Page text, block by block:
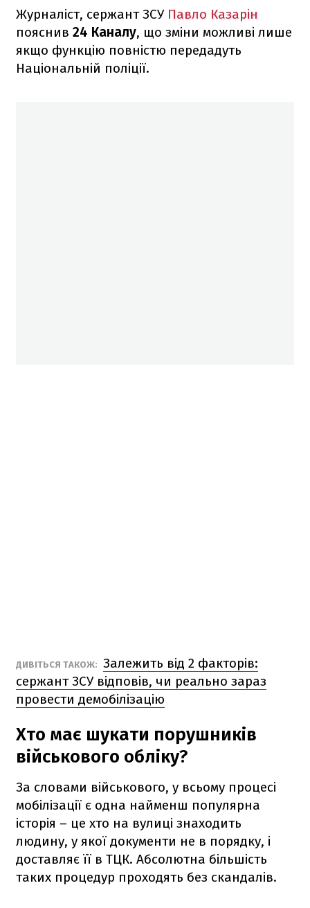
Журналіст, сержант ЗСУ Павло Казарін
пояснив 24 Каналу, що зміни можливі лише
якщо функцію повністю передадуть
Національній поліції.
ДИВІТЬСЯ ТАКОЖ: Залежить від 2 факторів:
сержант ЗСУ відповів, чи реально зараз
провести демобілізацію
Хто має шукати порушників
військового обліку?
За словами військового, у всьому процесі
мобілізації є одна найменш популярна
історія – це хто на вулиці знаходить
людину, у якої документи не в порядку, і
доставляє її в ТЦК. Абсолютна більшість
таких процедур проходять без скандалів.